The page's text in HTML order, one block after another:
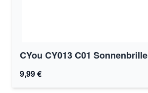
CYou CY013 C01 Sonnenbrille
9,99 €